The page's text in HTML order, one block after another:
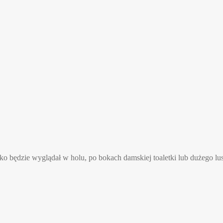
będzie wyglądał w holu, po bokach damskiej toaletki lub dużego